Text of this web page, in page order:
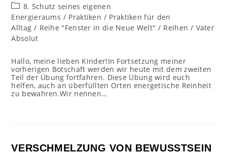
veröffentlicht:
Beitrags-
Kategorie:
8. Schutz seines eigenen
Energieraums / Praktiken / Praktiken für den
Alltag / Reihe "Fenster in die Neue Welt" / Reihen / Vater
Absolut
Hallo, meine lieben Kinder!In Fortsetzung meiner
vorherigen Botschaft werden wir heute mit dem zweiten
Teil der Übung fortfahren. Diese Übung wird euch
helfen, auch an überfüllten Orten energetische Reinheit
zu bewahren.Wir nennen…
VERSCHMELZUNG VON BEWUSSTSEIN